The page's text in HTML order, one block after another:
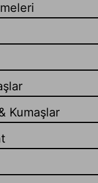
Kumaşlar